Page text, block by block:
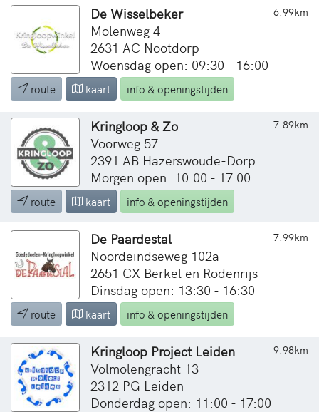
6.99km
De Wisselbeker
Molenweg 4
2631 AC Nootdorp
Woensdag open: 09:30 - 16:00
route kaart info & openingstijden
7.89km
Kringloop & Zo
Voorweg 57
2391 AB Hazerswoude-Dorp
Morgen open: 10:00 - 17:00
route kaart info & openingstijden
7.99km
De Paardestal
Noordeindseweg 102a
2651 CX Berkel en Rodenrijs
Dinsdag open: 13:30 - 16:30
route kaart info & openingstijden
9.98km
Kringloop Project Leiden
Volmolengracht 13
2312 PG Leiden
Donderdag open: 11:00 - 17:00